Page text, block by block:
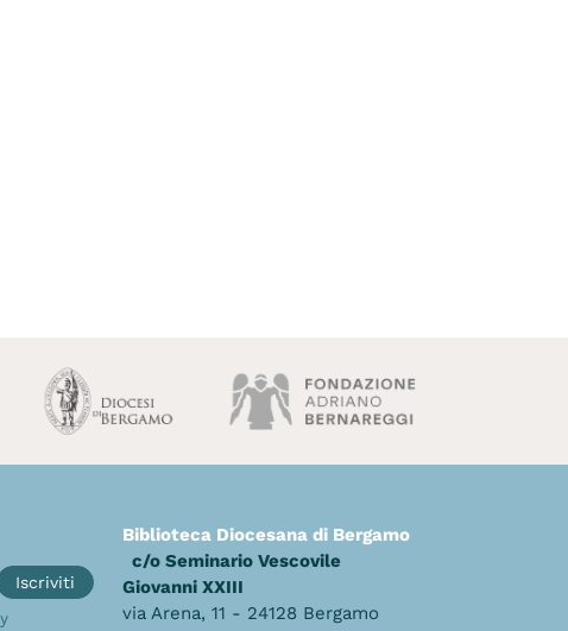
Iscriviti
Biblioteca Diocesana di Bergamo
c/o Seminario Vescovile
Giovanni XXIII
via Arena, 11 - 24128 Bergamo